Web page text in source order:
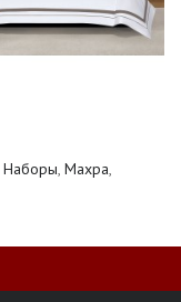
Наборы, Махра,